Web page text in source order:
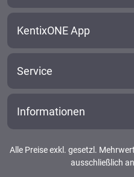
KentixONE App
Service
Informationen
Alle Preise exkl. gesetzl.
ausschließlich